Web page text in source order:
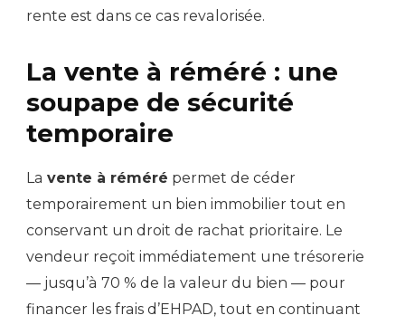
rente est dans ce cas revalorisée.
La vente à réméré : une
soupape de sécurité
temporaire
La vente à réméré permet de céder
temporairement un bien immobilier tout en
conservant un droit de rachat prioritaire. Le
vendeur reçoit immédiatement une trésorerie
— jusqu’à 70 % de la valeur du bien — pour
financer les frais d’EHPAD, tout en continuant